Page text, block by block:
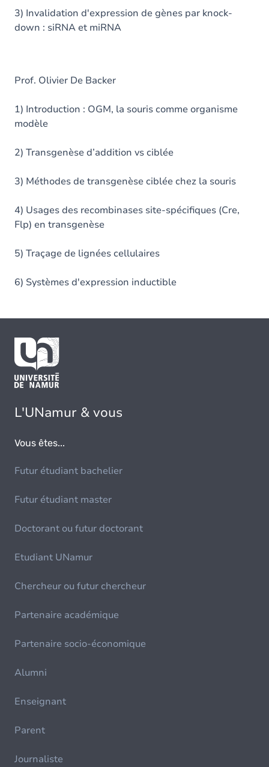
3) Invalidation d'expression de gènes par knock-
down : siRNA et miRNA
Prof. Olivier De Backer
1) Introduction : OGM, la souris comme organisme
modèle
2) Transgenèse d’addition vs ciblée
3) Méthodes de transgenèse ciblée chez la souris
4) Usages des recombinases site-spécifiques (Cre,
Flp) en transgenèse
5) Traçage de lignées cellulaires
6) Systèmes d'expression inductible
L'UNamur & vous
Vous êtes...
Futur étudiant bachelier
Futur étudiant master
Doctorant ou futur doctorant
Etudiant UNamur
Chercheur ou futur chercheur
Partenaire académique
Partenaire socio-économique
Alumni
Enseignant
Parent
Journaliste